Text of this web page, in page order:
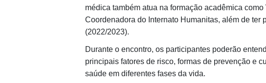
médica também atua na formação acadêmica
Coordenadora do Internato Humanitas, além de ter
(2022/2023).
Durante o encontro, os participantes poderão
principais fatores de risco, formas de prevenção e
saúde em diferentes fases da vida.